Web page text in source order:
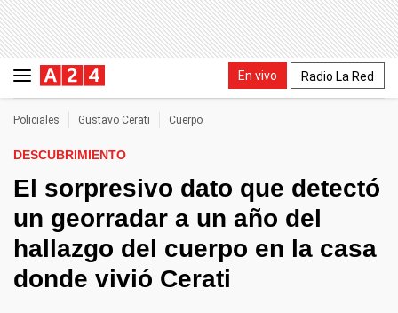
En vivo Radio La Red
Policiales Gustavo Cerati Cuerpo
DESCUBRIMIENTO
El sorpresivo dato que detectó
un georradar a un año del
hallazgo del cuerpo en la casa
donde vivió Cerati